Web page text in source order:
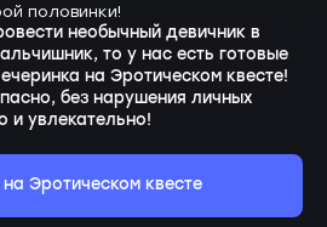
половинки!
необычный девичник в
то у нас есть готовые
на Эротическом квесте!
без нарушения личных
и увлекательно!
Эротическом квесте